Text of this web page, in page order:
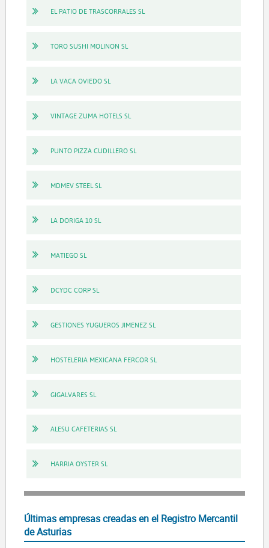
EL PATIO DE TRASCORRALES SL
TORO SUSHI MOLINON SL
LA VACA OVIEDO SL
VINTAGE ZUMA HOTELS SL
PUNTO PIZZA CUDILLERO SL
MDMEV STEEL SL
LA DORIGA 10 SL
MATIEGO SL
DCYDC CORP SL
GESTIONES YUGUEROS JIMENEZ SL
HOSTELERIA MEXICANA FERCOR SL
GIGALVARES SL
ALESU CAFETERIAS SL
HARRIA OYSTER SL
Últimas empresas creadas en el Registro Mercantil
de Asturias